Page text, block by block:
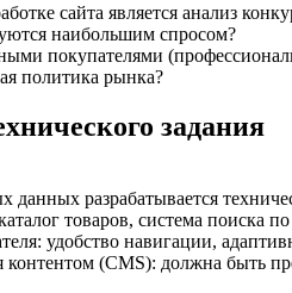
сайта является анализ
наибольшим спросом?
покупателями
политика рынка?
задания
данных разрабатывается
товаров, система поиска
удобство навигации,
контентом (CMS): должна быть